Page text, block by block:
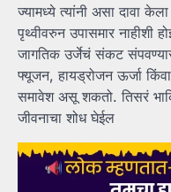
ज्यामध्ये त्यांनी असा दावा
पृथ्वीवरुन उपासमार नाहीशी
जागतिक उर्जेचं संकट
फ्यूजन, हायड्रोजन ऊर्जा किंवा
समावेश असू शकतो. तिसरं
जीवनाचा शोध घेईल